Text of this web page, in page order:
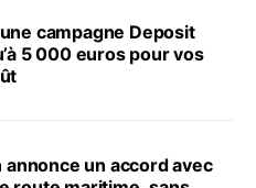
campagne Deposit
5 000 euros pour vos
annonce un accord avec